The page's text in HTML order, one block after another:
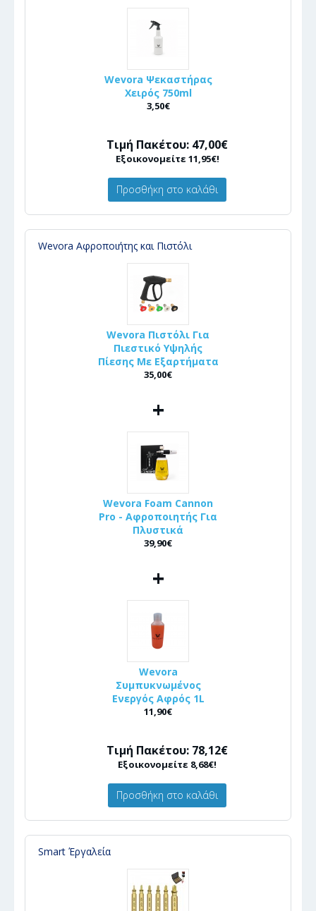
Wevora Ψεκαστήρας
Χειρός 750ml
3,50€
Τιμή Πακέτου: 47,00€
Εξοικονομείτε 11,95€!
Προσθήκη στο καλάθι
Wevora Αφροποιήτης και Πιστόλι
Wevora Πιστόλι Για
Πιεστικό Υψηλής
Πίεσης Με Εξαρτήματα
35,00€
+
Wevora Foam Cannon
Pro - Αφροποιητής Για
Πλυστικά
39,90€
+
Wevora
Συμπυκνωμένος
Ενεργός Αφρός 1L
11,90€
Τιμή Πακέτου: 78,12€
Εξοικονομείτε 8,68€!
Προσθήκη στο καλάθι
Smart Έργαλεία